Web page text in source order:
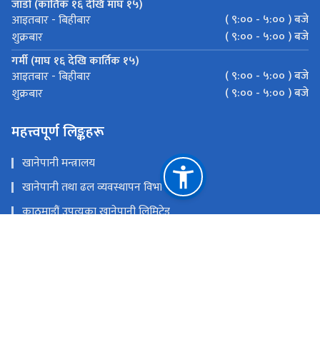
जाडो (कार्तिक १६ देखि माघ १५)
आइतबार - बिहीबार
( ९:०० - ५:०० ) बजे
शुक्रबार
( ९:०० - ५:०० ) बजे
गर्मी (माघ १६ देखि कार्तिक १५)
आइतबार - बिहीबार
( ९:०० - ५:०० ) बजे
शुक्रबार
( ९:०० - ५:०० ) बजे
महत्त्वपूर्ण लिङ्कहरू
खानेपानी मन्त्रालय
खानेपानी तथा ढल व्यवस्थापन विभाग
काठमाडौं उपत्यका खानेपानी लिमिटेड